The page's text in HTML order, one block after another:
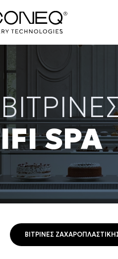
IFI SPA
ΒΙΤΡΊΝΕΣ